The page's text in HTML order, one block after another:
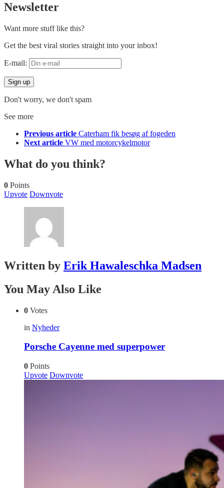
Newsletter
Want more stuff like this?
Get the best viral stories straight into your inbox!
E-mail:
Don't worry, we don't spam
See more
Previous article Caterham fik besøg af fogeden
Next article VW med motorcykelmotor
What do you think?
0 Points
Upvote Downvote
Written by Erik Hawaleschka Madsen
You May Also Like
0 Votes
in Nyheder
Porsche Cayenne med superpower
0 Points
Upvote Downvote